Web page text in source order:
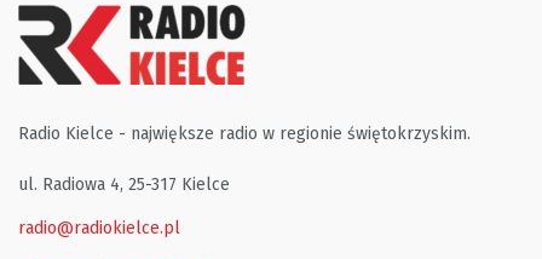
Radio Kielce - największe radio w regionie świętokrzyskim.
ul. Radiowa 4, 25-317 Kielce
radio@radiokielce.pl